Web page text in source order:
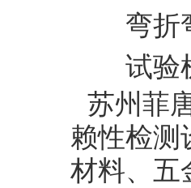
苏州菲
赖性检测
材料、五